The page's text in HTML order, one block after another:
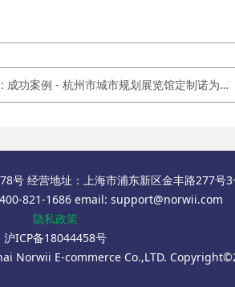
: 成功案例 - ​杭州市城市规划展览馆定制诺为激光笔G133
号 经营地址：上海市浦东新区金丰路277号
821-1686 email: support@norwii.com
隐私政策
沪ICP备18044458号
Norwii E-commerce Co.,LTD.